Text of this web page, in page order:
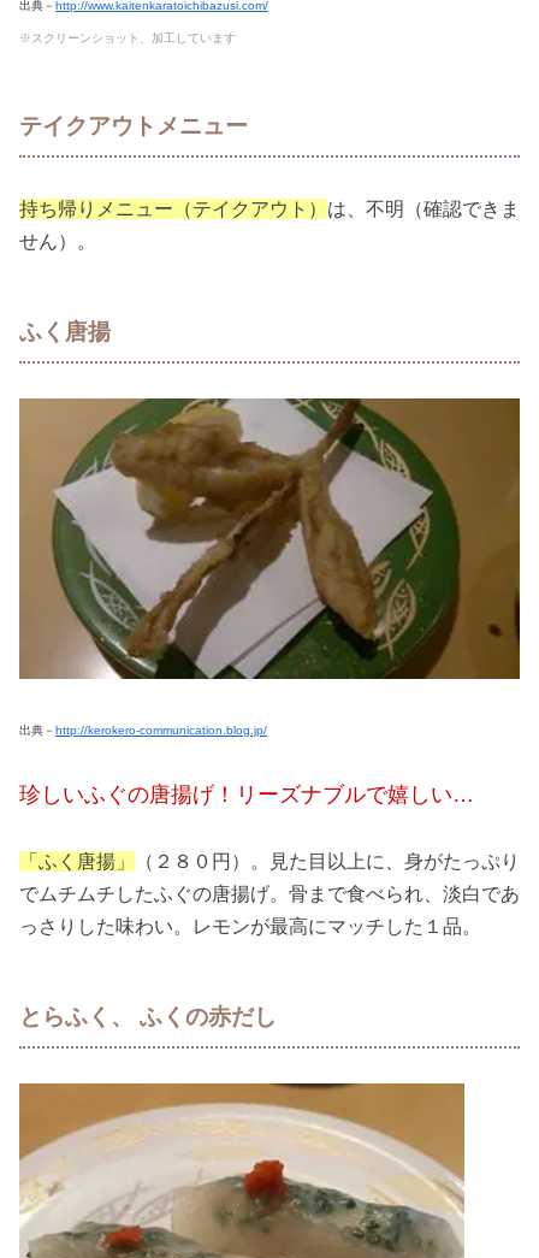
出典－ http://www.kaitenkaratoichibazusi.com/
※スクリーンショット、加工しています
テイクアウトメニュー
持ち帰りメニュー（テイクアウト） は、不明（確認できま
せん）。
ふく唐揚
出典－ http://kerokero-communication.blog.jp/
珍しいふぐの唐揚げ！リーズナブルで嬉しい…
「ふく唐揚」
（２８０円）。見た目以上に、身がたっぷり
でムチムチしたふぐの唐揚げ。骨まで食べられ、淡白であ
っさりした味わい。レモンが最高にマッチした１品。
とらふく、 ふくの赤だし